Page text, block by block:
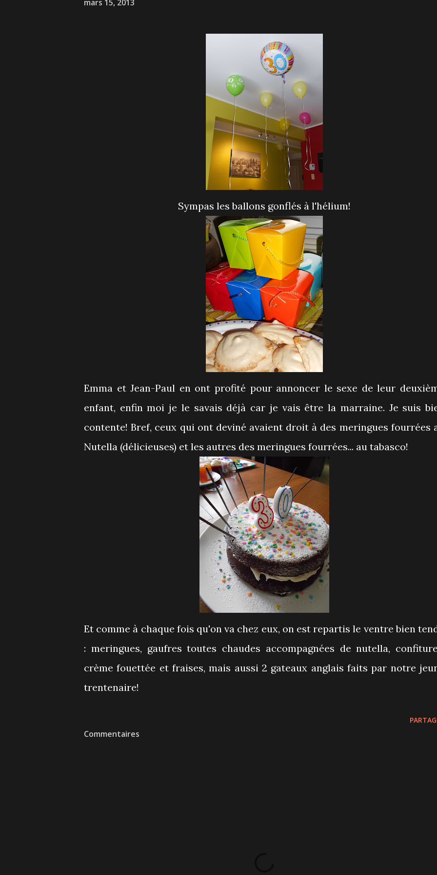
mars 15, 2013
Sympas les ballons gonflés à l'hélium!
Emma et Jean-Paul en ont profité pour annoncer le sexe de leur
enfant, enfin moi je le savais déjà car je vais être la marraine. Je suis
contente! Bref, ceux qui ont deviné avaient droit à des meringues fourrées
Nutella (délicieuses) et les autres des meringues fourrées... au tabasco!
Et comme à chaque fois qu'on va chez eux, on est repartis le ventre bien
: meringues, gaufres toutes chaudes accompagnées de nutella,
crème fouettée et fraises, mais aussi 2 gateaux anglais faits par notre
trentenaire!
Commentaires